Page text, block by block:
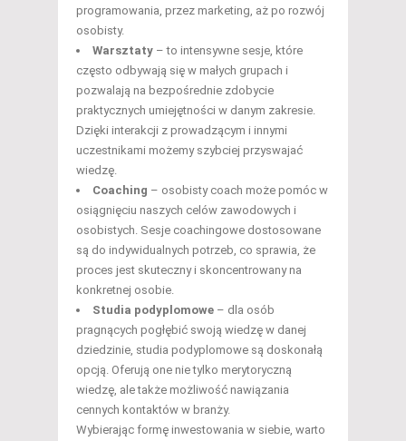
programowania, przez marketing, aż po rozwój
osobisty.
Warsztaty – to intensywne sesje, które
często odbywają się w małych grupach i
pozwalają na bezpośrednie zdobycie
praktycznych umiejętności w danym zakresie.
Dzięki interakcji z prowadzącym i innymi
uczestnikami możemy szybciej przyswajać
wiedzę.
Coaching – osobisty coach może pomóc w
osiągnięciu naszych celów zawodowych i
osobistych. Sesje coachingowe dostosowane
są do indywidualnych potrzeb, co sprawia, że
proces jest skuteczny i skoncentrowany na
konkretnej osobie.
Studia podyplomowe – dla osób
pragnących pogłębić swoją wiedzę w danej
dziedzinie, studia podyplomowe są doskonałą
opcją. Oferują one nie tylko merytoryczną
wiedzę, ale także możliwość nawiązania
cennych kontaktów w branży.
Wybierając formę inwestowania w siebie, warto